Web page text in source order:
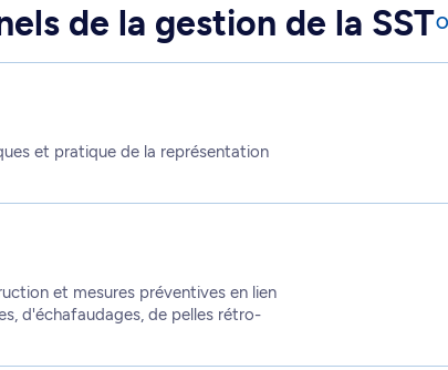
de la gestion de la SST
et pratique de la représentation
et mesures préventives en lien
d'échafaudages, de pelles rétro-